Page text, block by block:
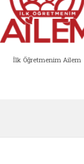
İlk Öğretmenim Ailem